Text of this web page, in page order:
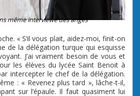
même interviewé des anges
« S’il vous plait, aidez-moi, finit-on
de la délégation turque qui esquisse
J’ai vraiment besoin de vous et
les élèves du lycée Saint Benoit à
intercepter le chef de la délégation.
: « Revenez plus tard », lâche-t-il,
sur l’épaule. Il faut quasiment lui